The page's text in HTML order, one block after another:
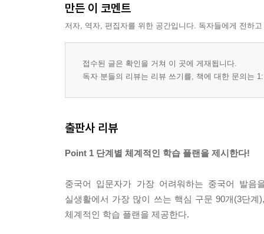
10과 듣자 하니 내일 황사가 분대요
11과 돈을 쓰기는 쉽지만 벌기는 어려워요!
14과당신은 내 책을 봤나요?
16과나는 드디어 취직을 했어요!
18과 우리 짐을 꾸리죠
만든 이 코멘트
저자, 역자, 편집자를 위한 공간입니다. 독자들에게 전하
접수된 글은 확인을 거쳐 이 곳에 게재됩니다.
독자 분들의 리뷰는 리뷰 쓰기를, 책에 대한 문의는
출판사 리뷰
Point 1 단계별 체계적인 학습 플랜을 제시한다!
중국어 입문자가 가장 어려워하는 중국어 발
실생활에서 가장 많이 쓰는 핵심 구문 90개(3단
체계적인 학습 플랜을 제공한다.